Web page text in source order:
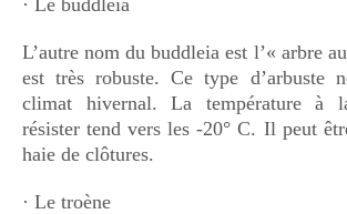
L’autre nom du buddleia est l’« arbre
est très robuste. Ce type d’arbuste
climat hivernal. La température à
résister tend vers les -20° C. Il peut
haie de clôtures.
· Le troène